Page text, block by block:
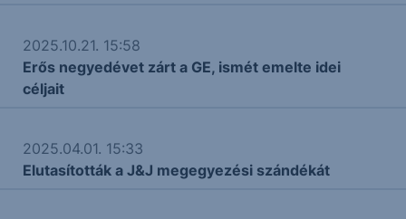
2025.10.21. 15:58
Erős negyedévet zárt a GE, ismét emelte idei
céljait
2025.04.01. 15:33
Elutasították a J&J megegyezési szándékát